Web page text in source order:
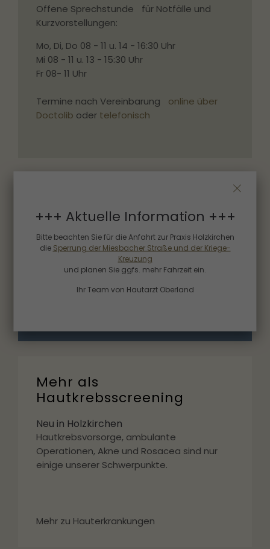
Offene Sprechstunde für Notfälle und
Kurzvorstellungen:
Mo, Di, Do 08 - 11 u. 14 - 16:30 Uhr
Mi 08 - 11 u. 13 - 15:30 Uhr
Fr 08- 11 Uhr
Termine nach Vereinbarung online über
Doctolib oder telefonisch
schwere Beine, Schwellungen,
Muskelkrämpfen, hervortretende Adern
Mehr als
Hautkrebsscreening
Neu in Holzkirchen
Hautkrebsvorsorge, ambulante
Operationen, Akne und Rosacea sind nur
einige unserer Schwerpunkte.
Mehr zu Hauterkrankungen
+++ Aktuelle Information +++
Bitte beachten Sie für die Anfahrt zur Praxis Holzkirchen
die Sperrung der Miesbacher Straße und der Kriege-
Kreuzung
und planen Sie ggfs. mehr Fahrzeit ein.
Ihr Team von Hautarzt Oberland